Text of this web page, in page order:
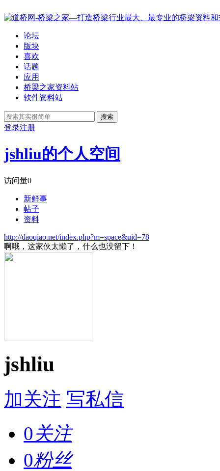
论坛
版块
喜欢
话题
应用
桥梁之家资料站
软件资料站
搜索
登录注册
jshliu的个人空间
访问量0
新鲜事
帖子
资料
http://daoqiao.net/index.php?m=space&uid=78
啊哦，这家伙太懒了，什么也没留下！
jshliu
加关注 写私信
0关注
0粉丝